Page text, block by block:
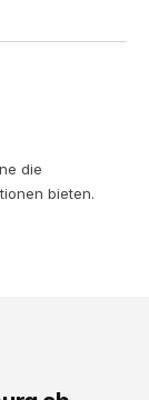
die
bieten.